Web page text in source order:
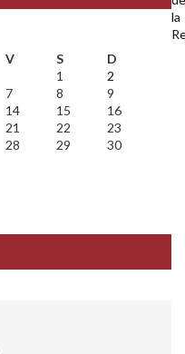
V S
D
1
2
7 8
9
14 15
16
21 22
23
28 29
30